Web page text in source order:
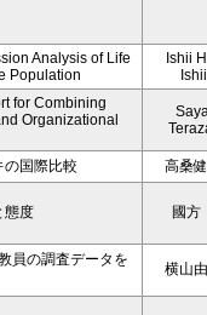
Analysis of Life
Population
Ishii
for Combining
Organizational
国際比較 高桑
態度 國
員の調査データを
横山